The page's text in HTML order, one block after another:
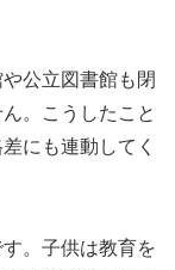
公立図書館も閉
。こうしたこと
にも連動してく
。子供は教育を